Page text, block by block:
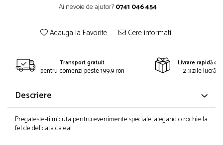
Ai nevoie de ajutor?0741 046 454
Adauga la Favorite Cere informatii
Transport gratuit
pentru comenzi peste 199.9 ron
Livrare rapidă
2-3 zile
Descriere
Pregateste-ti micuta pentru evenimente speciale, alegand o rochie la
fel de delicata ca ea!